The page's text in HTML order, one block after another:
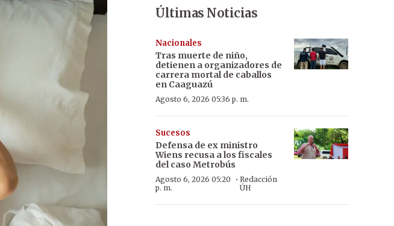
Últimas Noticias
Nacionales
Tras muerte de niño,
detienen a organizadores de
carrera mortal de caballos
en Caaguazú
Agosto 6, 2026 05:36 p. m.
Sucesos
Defensa de ex ministro
Wiens recusa a los fiscales
del caso Metrobús
Agosto 6, 2026 05:20
p. m.
· Redacción
ÚH